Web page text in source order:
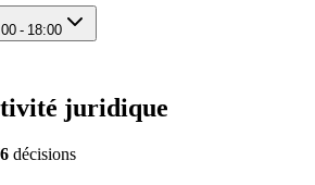
- 18:00
juridique
décisions